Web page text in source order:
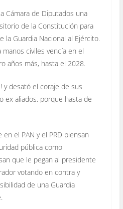
Cámara de Diputados una
de la Constitución para
la Guardia Nacional al Ejército.
manos civiles vencía en el
años más, hasta el 2028.
y desató el coraje de sus
ex aliados, porque hasta de
el PAN y el PRD piensan
pública como
que le pegan al presidente
votando en contra y
de una Guardia